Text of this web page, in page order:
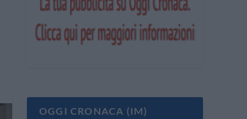
OGGI CRONACA (IM)